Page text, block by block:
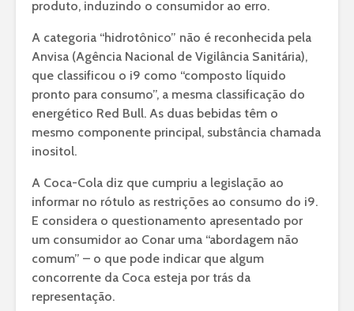
produto, induzindo o consumidor ao erro.
A categoria “hidrotônico” não é reconhecida pela
Anvisa (Agência Nacional de Vigilância Sanitária),
que classificou o i9 como “composto líquido
pronto para consumo”, a mesma classificação do
energético Red Bull. As duas bebidas têm o
mesmo componente principal, substância chamada
inositol.
A Coca-Cola diz que cumpriu a legislação ao
informar no rótulo as restrições ao consumo do i9.
E considera o questionamento apresentado por
um consumidor ao Conar uma “abordagem não
comum” – o que pode indicar que algum
concorrente da Coca esteja por trás da
representação.